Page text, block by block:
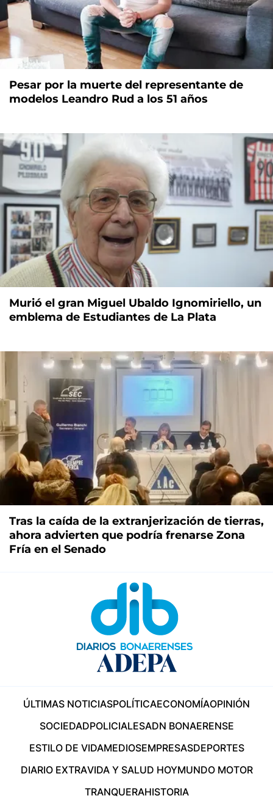
Pesar por la muerte del representante de
modelos Leandro Rud a los 51 años
Murió el gran Miguel Ubaldo Ignomiriello, un
emblema de Estudiantes de La Plata
Tras la caída de la extranjerización de tierras,
ahora advierten que podría frenarse Zona
Fría en el Senado
ÚLTIMAS NOTICIASPOLÍTICAECONOMÍAOPINIÓN
SOCIEDADPOLICIALESADN BONAERENSE
ESTILO DE VIDAMEDIOSEMPRESASDEPORTES
DIARIO EXTRAVIDA Y SALUD HOYMUNDO MOTOR
TRANQUERAHISTORIA